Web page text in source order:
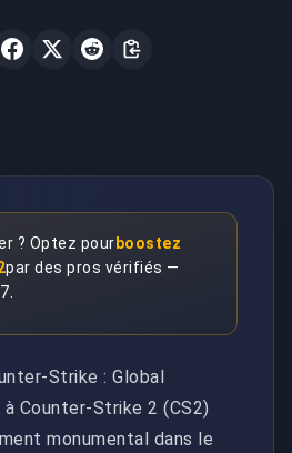
? Optez pourboostez
par des pros vérifiés —
Strike : Global
Counter-Strike 2 (CS2)
monumental dans le